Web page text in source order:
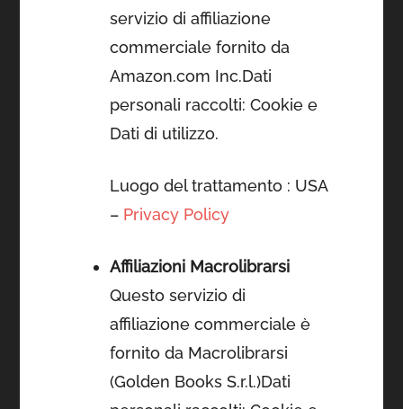
servizio di affiliazione
commerciale fornito da
Amazon.com Inc.Dati
personali raccolti: Cookie e
Dati di utilizzo.
Luogo del trattamento : USA
– Privacy Policy
Affiliazioni Macrolibrarsi
Questo servizio di
affiliazione commerciale è
fornito da Macrolibrarsi
(Golden Books S.r.l.)Dati